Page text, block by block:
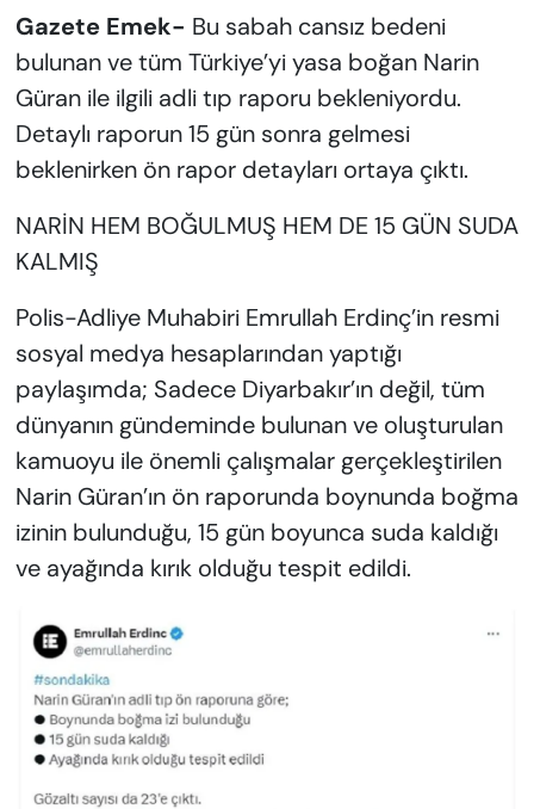
Gazete Emek- Bu sabah cansız bedeni
bulunan ve tüm Türkiye’yi yasa boğan Narin
Güran ile ilgili adli tıp raporu bekleniyordu.
Detaylı raporun 15 gün sonra gelmesi
beklenirken ön rapor detayları ortaya çıktı.
NARİN HEM BOĞULMUŞ HEM DE 15 GÜN SUDA
KALMIŞ
Polis-Adliye Muhabiri Emrullah Erdinç’in resmi
sosyal medya hesaplarından yaptığı
paylaşımda; Sadece Diyarbakır’ın değil, tüm
dünyanın gündeminde bulunan ve oluşturulan
kamuoyu ile önemli çalışmalar gerçekleştirilen
Narin Güran’ın ön raporunda boynunda boğma
izinin bulunduğu, 15 gün boyunca suda kaldığı
ve ayağında kırık olduğu tespit edildi.
ÖZEL HABER
YAZAR KÖŞESİ
SİYASET